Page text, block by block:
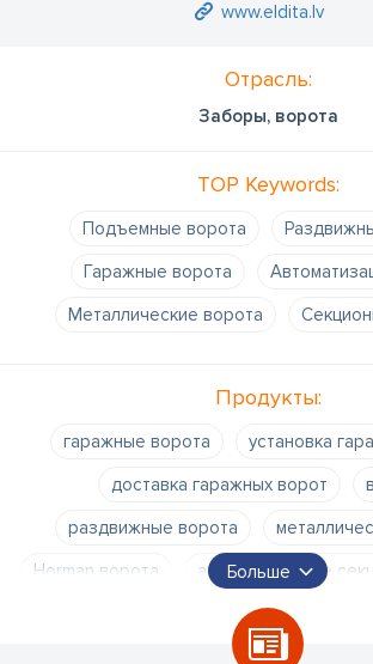
www.eldita.lv
Отрасль:
Заборы, ворота
TOP Keywords:
Подъемные ворота
Гаражные ворота
Металлические ворота
Продукты:
гаражные ворота
установка
доставка гаражных ворот
раздвижные ворота
Horman ворота
автоматические
автоматические ворота
Больше